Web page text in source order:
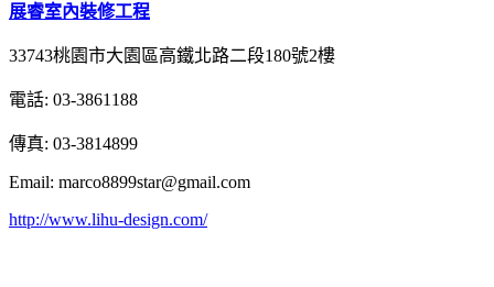
展睿室內裝修工程
33743桃園市大園區高鐵北路二段180號2樓
電話: 03-3861188
傳真: 03-3814899
Email: marco8899star@gmail.com
http://www.lihu-design.com/